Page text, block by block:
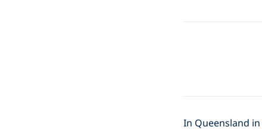
In Queensland in